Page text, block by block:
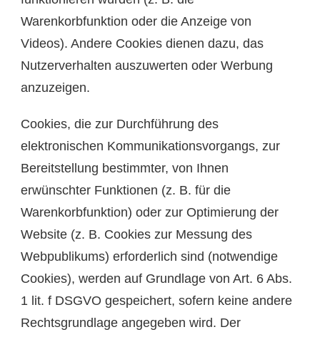
Warenkorbfunktion oder die Anzeige von
Videos). Andere Cookies dienen dazu, das
Nutzerverhalten auszuwerten oder Werbung
anzuzeigen.
Cookies, die zur Durchführung des
elektronischen Kommunikationsvorgangs, zur
Bereitstellung bestimmter, von Ihnen
erwünschter Funktionen (z. B. für die
Warenkorbfunktion) oder zur Optimierung der
Website (z. B. Cookies zur Messung des
Webpublikums) erforderlich sind (notwendige
Cookies), werden auf Grundlage von Art. 6 Abs.
1 lit. f DSGVO gespeichert, sofern keine andere
Rechtsgrundlage angegeben wird. Der